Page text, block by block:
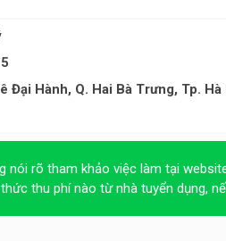
Đại Hành, Q. Hai Bà Trưng, Tp. Hà
nói rõ tham khảo việc làm tại
thu phí nào từ nhà tuyển dụng,